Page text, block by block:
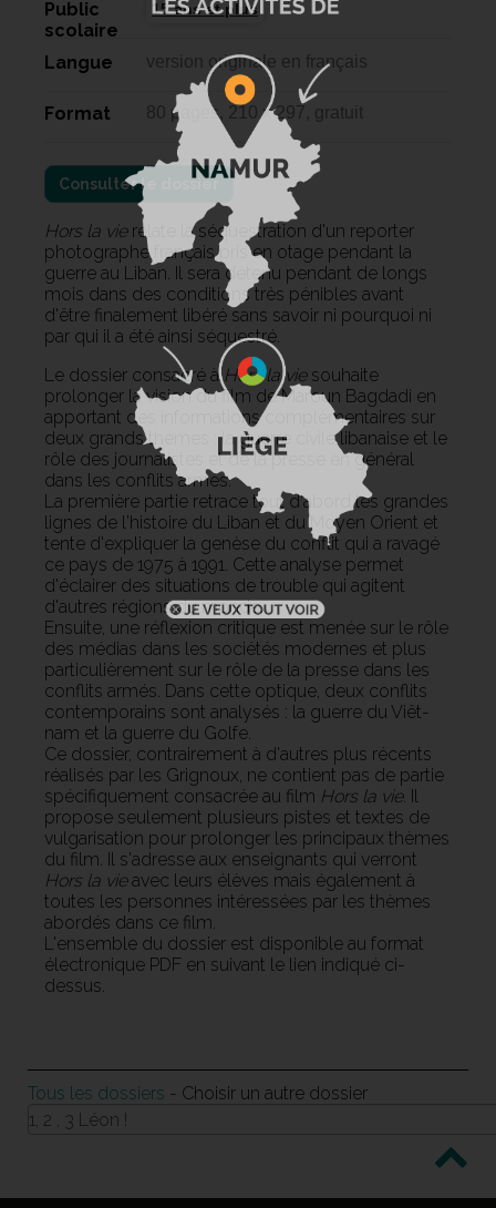
Public
scolaire
15 ans et plus
Langue version originale en français
Format 80 pages, 210 x 297, gratuit
Consulter le dossier
Hors la vierelate la séquestration d'un reporter
photographe français pris en otage pendant la
guerre au Liban. Il sera détenu pendant de longs
mois dans des conditions très pénibles avant
d'être finalement libéré sans savoir ni pourquoi ni
par qui il a été ainsi séquestré.
Le dossier consacré àHors la viesouhaite
prolonger la vision du film de Maroun Bagdadi en
apportant des informations complémentaires sur
deux grands thèmes : la guerre civile libanaise et le
rôle des journalistes et de la presse en général
dans les conflits armés.
La première partie retrace tout d'abord les grandes
lignes de l'histoire du Liban et du Moyen Orient et
tente d'expliquer la genèse du conflit qui a ravagé
ce pays de 1975 à 1991. Cette analyse permet
d'éclairer des situations de trouble qui agitent
d'autres régions du monde.
Ensuite, une réflexion critique est menée sur le rôle
des médias dans les sociétés modernes et plus
particulièrement sur le rôle de la presse dans les
conflits armés. Dans cette optique, deux conflits
contemporains sont analysés : la guerre du Viêt-
nam et la guerre du Golfe.
Ce dossier, contrairement à d'autres plus récents
réalisés par les Grignoux, ne contient pas de partie
spécifiquement consacrée au film Hors la vie. Il
propose seulement plusieurs pistes et textes de
vulgarisation pour prolonger les principaux thèmes
du film. Il s'adresse aux enseignants qui verront
Hors la vieavec leurs élèves mais également à
toutes les personnes intéressées par les thèmes
abordés dans ce film.
L'ensemble du dossier est disponible au format
électronique PDF en suivant le lien indiqué ci-
dessus.
Tous les dossiers - Choisir un autre dossier
1, 2 , 3 Léon !